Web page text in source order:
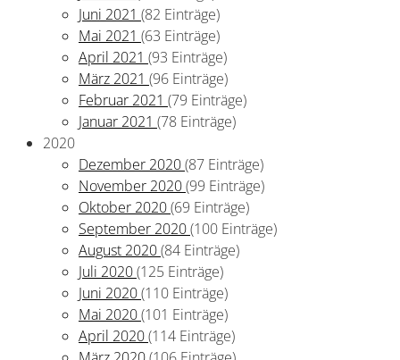
Juni 2021 (82 Einträge)
Mai 2021 (63 Einträge)
April 2021 (93 Einträge)
März 2021 (96 Einträge)
Februar 2021 (79 Einträge)
Januar 2021 (78 Einträge)
2020
Dezember 2020(87 Einträge)
November 2020(99 Einträge)
Oktober 2020(69 Einträge)
September 2020(100 Einträge)
August 2020(84 Einträge)
Juli 2020(125 Einträge)
Juni 2020(110 Einträge)
Mai 2020(101 Einträge)
April 2020(114 Einträge)